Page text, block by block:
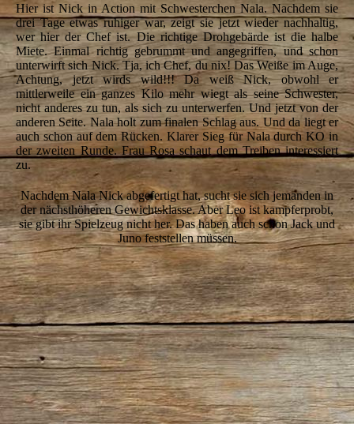
Hier ist Nick in Action mit Schwesterchen Nala. Nachdem sie
drei Tage etwas ruhiger war, zeigt sie jetzt wieder nachhaltig,
wer hier der Chef ist. Die richtige Drohgebärde ist die halbe
Miete. Einmal richtig gebrummt und angegriffen, und schon
unterwirft sich Nick. Tja, ich Chef, du nix! Das Weiße im Auge,
Achtung, jetzt wirds wild!!! Da weiß Nick, obwohl er
mittlerweile ein ganzes Kilo mehr wiegt als seine Schwester,
nicht anderes zu tun, als sich zu unterwerfen. Und jetzt von der
anderen Seite. Nala holt zum finalen Schlag aus. Und da liegt er
auch schon auf dem Rücken. Klarer Sieg für Nala durch KO in
der zweiten Runde. Frau Rosa schaut dem Treiben interessiert
zu.
Nachdem Nala Nick abgefertigt hat, sucht sie sich jemanden in
der nächsthöheren Gewichtsklasse. Aber Leo ist kampferprobt,
sie gibt ihr Spielzeug nicht her. Das haben auch schon Jack und
Juno feststellen müssen.